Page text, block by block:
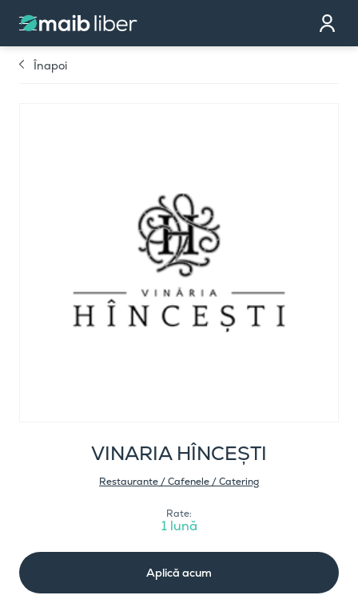
Contact
Devino partener
Înapoi
VINARIA HÎNCEȘTI
Restaurante / Cafenele / Catering
Rate:
1 lună
Aplică acum